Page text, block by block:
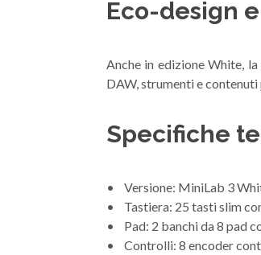
Eco-design
Anche in edizione White,
DAW, strumenti e
Specifiche
• Versione: MiniLab 3
• Tastiera: 25 tasti slim
• Pad: 2 banchi da 8 pad
• Controlli: 8 encoder